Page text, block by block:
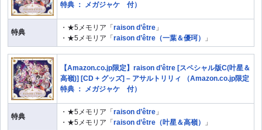
特典 ： メガジャケ 付）
特典
・★5メモリア「 raison d’être 」
・★5メモリア「 raison d’être（一葉＆優珂） 」
【Amazon.co.jp限定】raison d’être [スペシャル版C(叶星＆
高嶺)] [CD + グッズ] – アサルトリリィ （Amazon.co.jp限定
特典 ： メガジャケ 付）
特典
・★5メモリア「 raison d’être 」
・★5メモリア「 raison d’être（叶星＆高嶺） 」